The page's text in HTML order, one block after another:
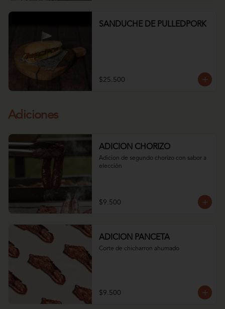
SANDUCHE DE PULLEDPORK
$25.500
Adiciones
ADICION CHORIZO
Adicion de segundo chorizo con sabor a
elección
$9.500
ADICION PANCETA
Corte de chicharron ahumado
$9.500